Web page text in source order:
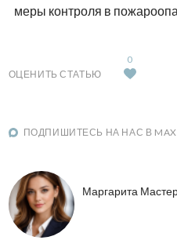
меры контроля в
ОЦЕНИТЬ СТАТЬЮ
0
ПОДПИШИТЕСЬ НА НАС В MAX
Маргарита